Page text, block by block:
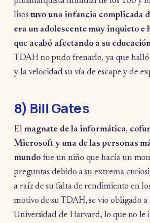
lisos tuvo una infancia complicada
era un adolescente muy inquieto e
que acabó afectando a su
TDAH no pudo frenarlo, ya que halló
y la velocidad su vía de escape y de
8) Bill Gates
El magnate de la informática,
Microsoft y una de las personas
mundofue un niño que hacía un
preguntas debido a su extrema
a raíz de su falta de rendimiento en
motivo de su TDAH, se vio obligado
Universidad de Harvard, lo que no